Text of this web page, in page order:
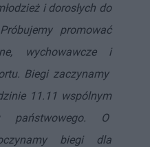
i dorosłych do
promować
wychowawcze i
Biegi zaczynamy
11.11 wspólnym
państwowego. O
biegi dla